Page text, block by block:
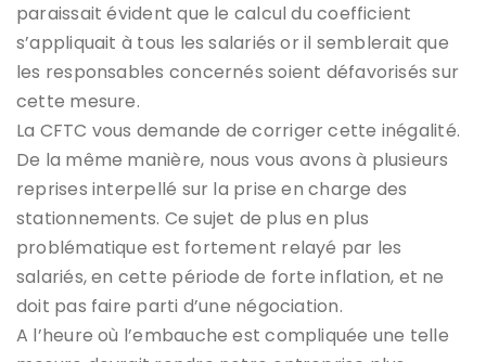
paraissait évident que le calcul du coefficient
s’appliquait à tous les salariés or il semblerait que
les responsables concernés soient défavorisés sur
cette mesure.
La CFTC vous demande de corriger cette inégalité.
De la même manière, nous vous avons à plusieurs
reprises interpellé sur la prise en charge des
stationnements. Ce sujet de plus en plus
problématique est fortement relayé par les
salariés, en cette période de forte inflation, et ne
doit pas faire parti d’une négociation.
A l’heure où l’embauche est compliquée une telle